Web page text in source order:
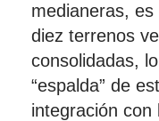
medianeras,
diez terrenos
consolidadas,
“espalda” de
integración con